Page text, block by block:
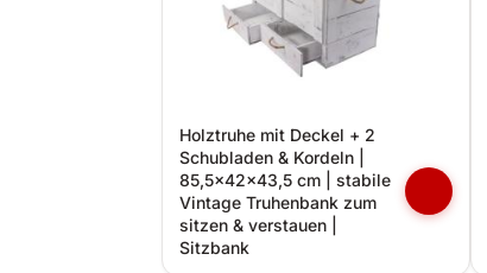
Holztruhe mit Deckel + 2
Schubladen & Kordeln |
85,5x42x43,5 cm | stabile
Vintage Truhenbank zum
sitzen & verstauen |
Sitzbank